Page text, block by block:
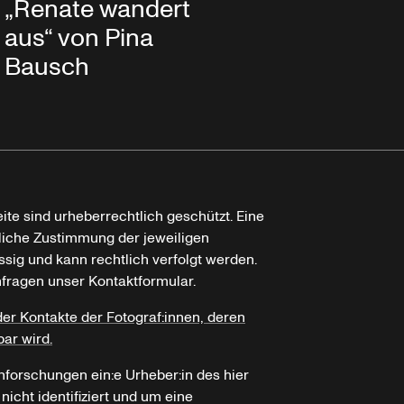
„Renate wandert
aus“ von Pina
Bausch
sind urheberrechtlich geschützt. Eine
Zustimmung der jeweiligen
und kann rechtlich verfolgt werden.
unser Kontaktformular.
Kontakte der Fotograf:innen, deren
wird.
ein:e Urheber:in des hier
identifiziert und um eine